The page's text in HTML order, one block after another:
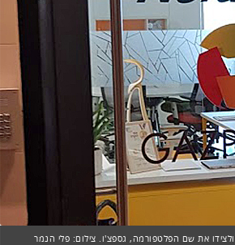
את שם הפלטפורמה, גספצ'ו. צילום: פלי הנמר